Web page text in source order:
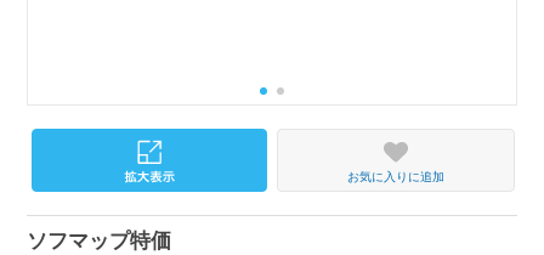
お気に入りに追加
ソフマップ特価